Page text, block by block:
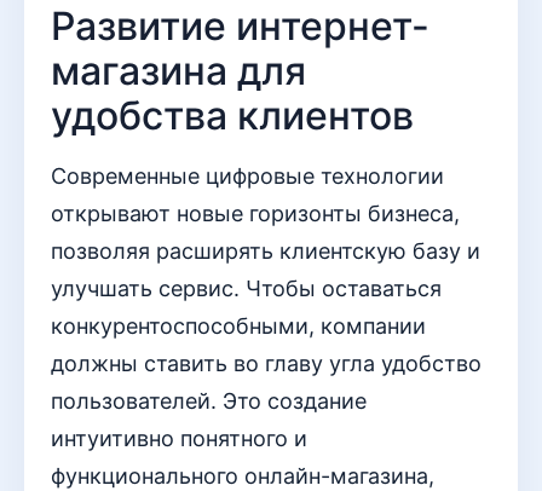
Развитие интернет-
магазина для
удобства клиентов
Современные цифровые технологии
открывают новые горизонты бизнеса,
позволяя расширять клиентскую базу и
улучшать сервис. Чтобы оставаться
конкурентоспособными, компании
должны ставить во главу угла удобство
пользователей. Это создание
интуитивно понятного и
функционального онлайн-магазина,